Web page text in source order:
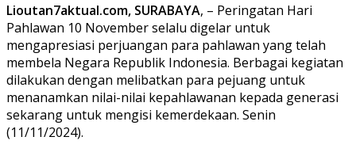
Lioutan7aktual.com, SURABAYA, – Peringatan Hari
Pahlawan 10 November selalu digelar untuk
mengapresiasi perjuangan para pahlawan yang telah
membela Negara Republik Indonesia. Berbagai kegiatan
dilakukan dengan melibatkan para pejuang untuk
menanamkan nilai-nilai kepahlawanan kepada generasi
sekarang untuk mengisi kemerdekaan. Senin
(11/11/2024).